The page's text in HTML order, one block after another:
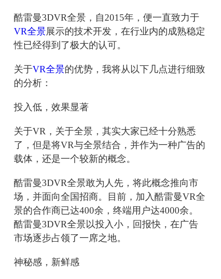
酷雷曼3DVR全景，自2015年，便一直致力于
VR全景展示的技术开发，在行业内的成熟稳定
性已经得到了极大的认可。
关于VR全景的优势，我将从以下几点进行细致
的分析：
投入低，效果显著
关于VR，关于全景，其实大家已经十分熟悉
了，但是将VR与全景结合，并作为一种广告的
载体，还是一个较新的概念。
酷雷曼3DVR全景敢为人先，将此概念推向市
场，并面向全国招商。目前，加入酷雷曼VR全
景的合作商已达400余，终端用户达4000余。
酷雷曼3DVR全景以投入小，回报快，在广告
市场逐步占领了一席之地。
神秘感，新鲜感